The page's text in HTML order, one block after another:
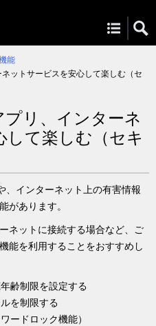
能
ットサービスを安心して楽しむ（セ
リ、インターネ
して楽しむ（セキ
、インターネット上の有害情報
があります。
ネットに接続する場合など、ご
能を利用することをおすすめし
齢制限を設定する
を制限する
ードロック機能）